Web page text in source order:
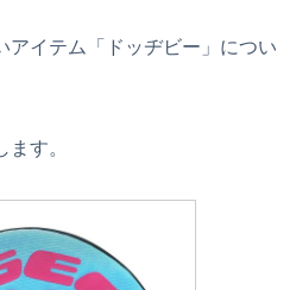
アイテム「ドッヂビー」につい
す。